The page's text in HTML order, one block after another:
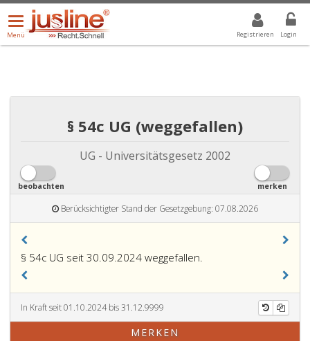
Registrieren Login
Menü
öffnen/schließen
Menü
ALLE DROPDOWN: GEWÄHLTER WERT IST ALLE
§ 54c UG (weggefallen)
UG - Universitätsgesetz 2002
beobachten merken
Berücksichtigter Stand der Gesetzgebung: 07.08.2026
§ 54c UG seit 30.09.2024 weggefallen.
In Kraft seit 01.10.2024 bis 31.12.9999
MERKEN